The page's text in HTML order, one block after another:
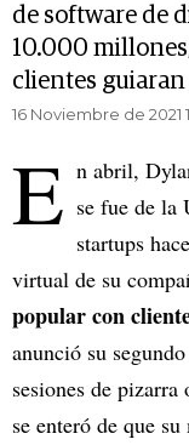
de software de
10.000
clientes
16 Noviembre de 2021
E n abril,
se fue de la
startups
virtual de su
popular con
anunció su
sesiones de
se enteró de que